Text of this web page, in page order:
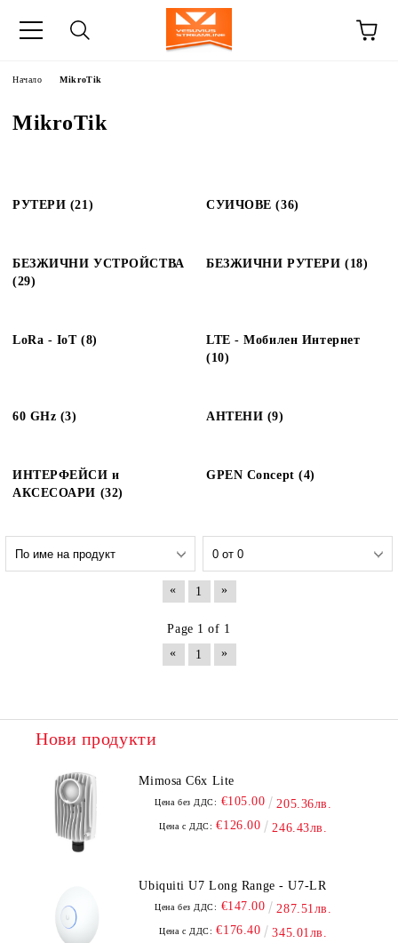
Начало MikroTik
MikroTik
РУТЕРИ (21) СУИЧОВЕ (36)
БЕЗЖИЧНИ УСТРОЙСТВА
(29)
БЕЗЖИЧНИ РУТЕРИ (18)
LoRa - IoT (8)
LTE - Мобилен Интернет
(10)
60 GHz (3) АНТЕНИ (9)
ИНТЕРФЕЙСИ и
АКСЕСОАРИ (32)
GPEN Concept (4)
« 1 »
Page 1 of 1
«
1 »
Нови продукти
Mimosa C6x Lite
Цена без ДДС: €105.00 205.36лв.
Цена с ДДС: €126.00 246.43лв.
Ubiquiti U7 Long Range - U7-LR
Цена без ДДС: €147.00 287.51лв.
Цена с ДДС: €176.40 345.01лв.